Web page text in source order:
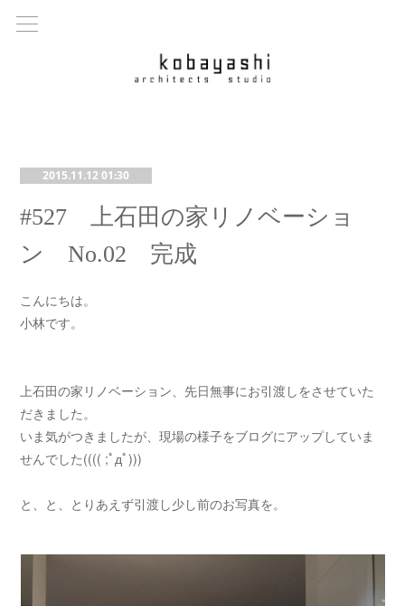
2015.11.12 01:30
#527 上石田の家リノベーショ
ン No.02 完成
こんにちは。
小林です。
上石田の家リノベーション、先日無事にお引渡しをさせていた
だきました。
いま気がつきましたが、現場の様子をブログにアップしていま
せんでした(((( ;ﾟдﾟ)))
と、と、とりあえず引渡し少し前のお写真を。